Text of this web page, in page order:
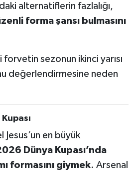
alternatiflerin fazlalığı,
forma şansı bulmasını
sezonun ikinci yarısı
değerlendirmesine neden
Jesus’un en büyük
Dünya Kupası’nda
formasını giymek. Arsenal